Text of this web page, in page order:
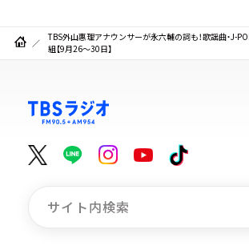
TBS外山惠理アナウンサーが永六輔の詞も！歌謡曲・J-
組【9月26～30日】